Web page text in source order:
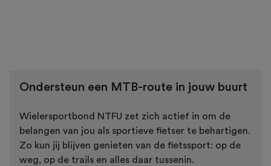
Ondersteun een MTB-route in jouw buurt
Wielersportbond NTFU zet zich actief in om de
belangen van jou als sportieve fietser te behartigen.
Zo kun jij blijven genieten van de fietssport: op de
weg, op de trails en alles daar tussenin.